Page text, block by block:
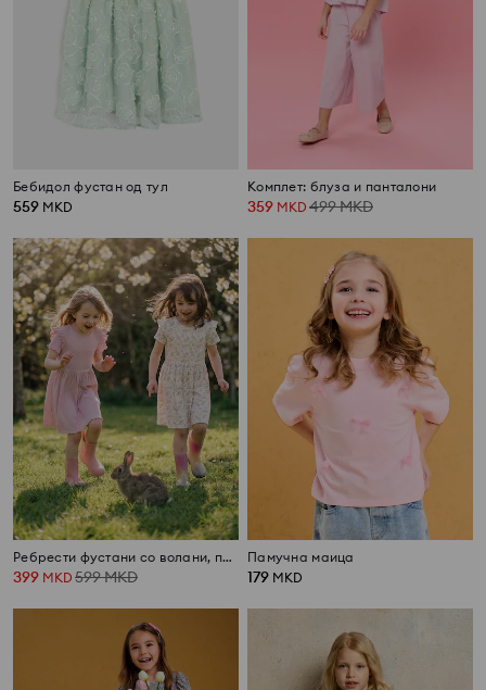
Бебидол фустан од тул
559 MKD
Комплет: блуза и панталони
359 MKD 499MKD
Ребрести фустани со волани, пакување од 2 парчиња
399 MKD 599MKD
Памучна маица
179 MKD